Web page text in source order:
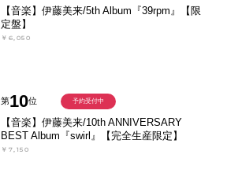
【音楽】伊藤美来/5th Album『39rpm』【限
定盤】
￥6,050
第10位
【音楽】伊藤美来/10th ANNIVERSARY
BEST Album『swirl』【完全生産限定】
￥7,150
予約受付中